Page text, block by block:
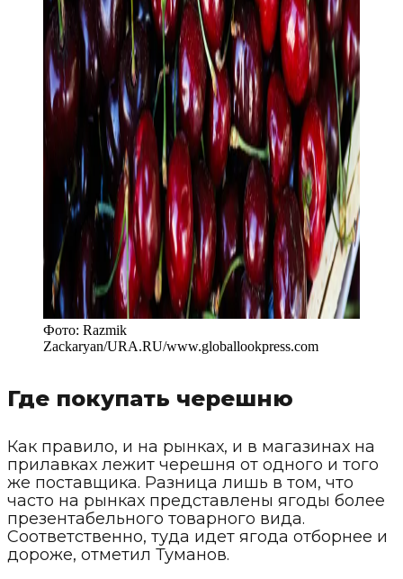
Фото: Razmik
Zackaryan/URA.RU/www.globallookpress.com
Где покупать черешню
Как правило, и на рынках, и в магазинах на
прилавках лежит черешня от одного и того
же поставщика. Разница лишь в том, что
часто на рынках представлены ягоды более
презентабельного товарного вида.
Соответственно, туда идет ягода отборнее и
дороже, отметил Туманов.